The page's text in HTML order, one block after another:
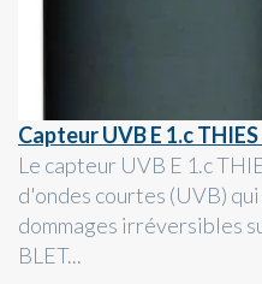
Capteur UVB E 1.c THIES
Le capteur UVB E 1.c
d'ondes courtes (UVB)
dommages irréversibles
BLET...